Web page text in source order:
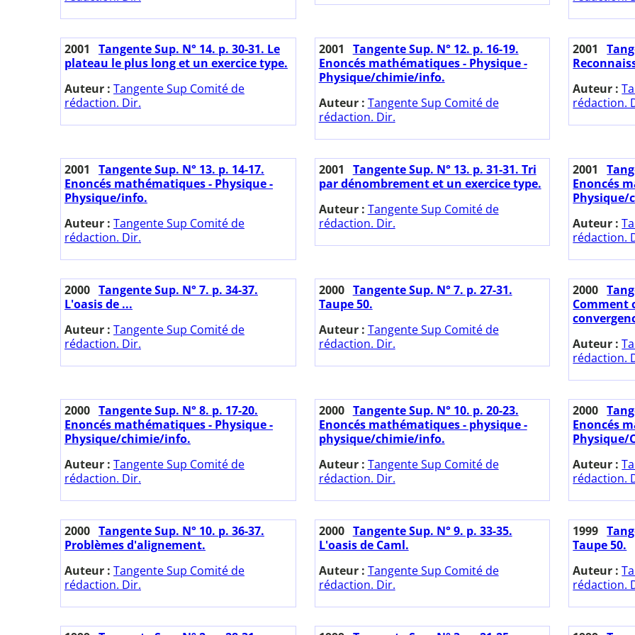
2001
Tangente Sup. N° 14. p. 30-31. Le
plateau le plus long et un exercice type.
Auteur : Tangente Sup Comité de
rédaction. Dir.
2001
Tangente Sup. N° 12. p. 16-19.
Enoncés mathématiques - Physique -
Physique/chimie/info.
Auteur : Tangente Sup Comité de
rédaction. Dir.
2001
Auteur :
rédaction.
2001
Tangente Sup. N° 13. p. 14-17.
Enoncés mathématiques - Physique -
Physique/info.
Auteur : Tangente Sup Comité de
rédaction. Dir.
2001
Tangente Sup. N° 13. p. 31-31. Tri
par dénombrement et un exercice type.
Auteur : Tangente Sup Comité de
rédaction. Dir.
2001
Enoncés
Auteur :
rédaction.
2000 Tangente Sup. N° 7. p. 34-37.
L'oasis de ...
Auteur : Tangente Sup Comité de
rédaction. Dir.
2000 Tangente Sup. N° 7. p. 27-31.
Taupe 50.
Auteur : Tangente Sup Comité de
rédaction. Dir.
2000
Comment
Auteur :
rédaction.
2000 Tangente Sup. N° 8. p. 17-20.
Enoncés mathématiques - Physique -
Physique/chimie/info.
Auteur : Tangente Sup Comité de
rédaction. Dir.
2000 Tangente Sup. N° 10. p. 20-23.
Enoncés mathématiques - physique -
physique/chimie/info.
Auteur : Tangente Sup Comité de
rédaction. Dir.
2000
Enoncés
Physique/
Auteur :
rédaction.
2000 Tangente Sup. N° 10. p. 36-37.
Problèmes d'alignement.
Auteur : Tangente Sup Comité de
rédaction. Dir.
2000 Tangente Sup. N° 9. p. 33-35.
L'oasis de Caml.
Auteur : Tangente Sup Comité de
rédaction. Dir.
1999
Taupe 50.
Auteur :
rédaction.